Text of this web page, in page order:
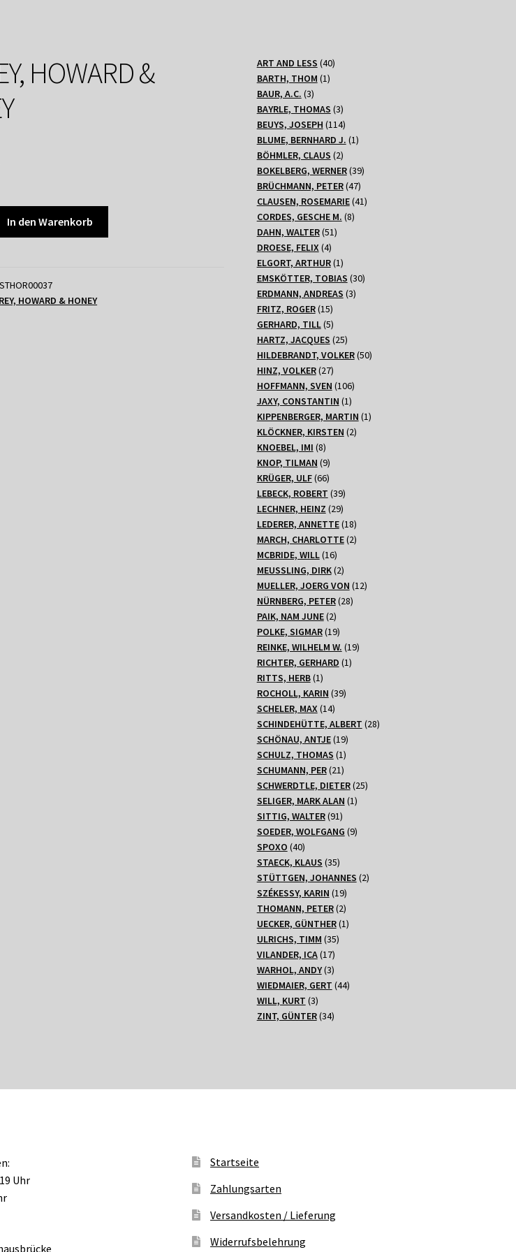
HOWARD &
In den Warenkorb
STHOR00037
HOWARD & HONEY
ART AND LESS 4040
BARTH, THOM 11
BAUR, A.C. 33
Produkte
BAYRLE, THOMAS 33
Produkte
BEUYS, JOSEPH 114114
Produkte
BLUME, BERNHARD J. 11
BÖHMLER, CLAUS 22
Produkte
BOKELBERG, WERNER 3939
BRÜCHMANN, PETER 4747
Produkte
CLAUSEN, ROSEMARIE 4141
CORDES, GESCHE M. 88
DAHN, WALTER 5151
DROESE, FELIX 44
Produkte
ELGORT, ARTHUR 11
Produkt
EMSKÖTTER, TOBIAS 3030
ERDMANN, ANDREAS 33
FRITZ, ROGER 1515
Produkte
GERHARD, TILL 55
Produkte
HARTZ, JACQUES 2525
Produkte
HILDEBRANDT, VOLKER 5050
HINZ, VOLKER 2727
Produkte
HOFFMANN, SVEN 106106
Produkte
JAXY, CONSTANTIN 11
Produkt
KIPPENBERGER, MARTIN 11
KLÖCKNER, KIRSTEN 22
KNOEBEL, IMI 88
Produkte
KNOP, TILMAN 99
Produkte
KRÜGER, ULF 6666
Produkte
LEBECK, ROBERT 3939
Produkte
LECHNER, HEINZ 2929
Produkte
LEDERER, ANNETTE 1818
Produkte
MARCH, CHARLOTTE 22
MCBRIDE, WILL 1616
Produkte
MEUSSLING, DIRK 22
Produkte
MUELLER, JOERG VON 1212
NÜRNBERG, PETER 2828
PAIK, NAM JUNE 22
Produkte
POLKE, SIGMAR 1919
Produkte
REINKE, WILHELM W. 1919
RICHTER, GERHARD 11
RITTS, HERB 11
Produkt
ROCHOLL, KARIN 3939
SCHELER, MAX 1414
Produkte
SCHINDEHÜTTE, ALBERT 2828
SCHÖNAU, ANTJE 1919
Produkte
SCHULZ, THOMAS 11
Produkt
SCHUMANN, PER 2121
Produkte
SCHWERDTLE, DIETER 2525
SELIGER, MARK ALAN 11
SITTIG, WALTER 9191
Produkte
SOEDER, WOLFGANG 99
SPOXO 4040
Produkte
STAECK, KLAUS 3535
Produkte
STÜTTGEN, JOHANNES 22
SZÉKESSY, KARIN 1919
Produkte
THOMANN, PETER 22
Produkte
UECKER, GÜNTHER 11
ULRICHS, TIMM 3535
VILANDER, ICA 1717
Produkte
WARHOL, ANDY 33
Produkte
WIEDMAIER, GERT 4444
WILL, KURT 33
Produkte
ZINT, GÜNTER 3434
Uhr
Startseite
Zahlungsarten
Versandkosten / Lieferung
Widerrufsbelehrung